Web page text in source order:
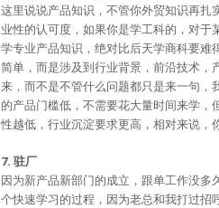
这里说说产品知识，不管你外贸知识再
业性的认可度，如果你是学工科的，对
学专业产品知识，绝对比后天学商科要
简单，而是涉及到行业背景，前沿技术
来，而不是不管什么问题都只是来一句
的产品门槛低，不需要花大量时间来学
性越低，行业沉淀要求更高，相对来说，
7. 驻厂
因为新产品新部门的成立，跟单工作没
个快速学习的过程，因为老总和我打过招